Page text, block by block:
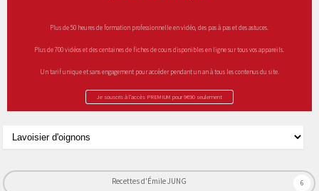
Plus de 50 heures de formation professionnelle en vidéo, des pas à pas et des astuces.
Plus de 700 vidéos et des centaines de fiches de cours disponibles en ligne sur tous vos appareils.
Un tarif unique et sans engagement pour accéder pendant un an à tous les contenus du site.
Je souscris à l’accès PREMIUM pour 9€90 seulement
Recettes d'Émile JUNG 6